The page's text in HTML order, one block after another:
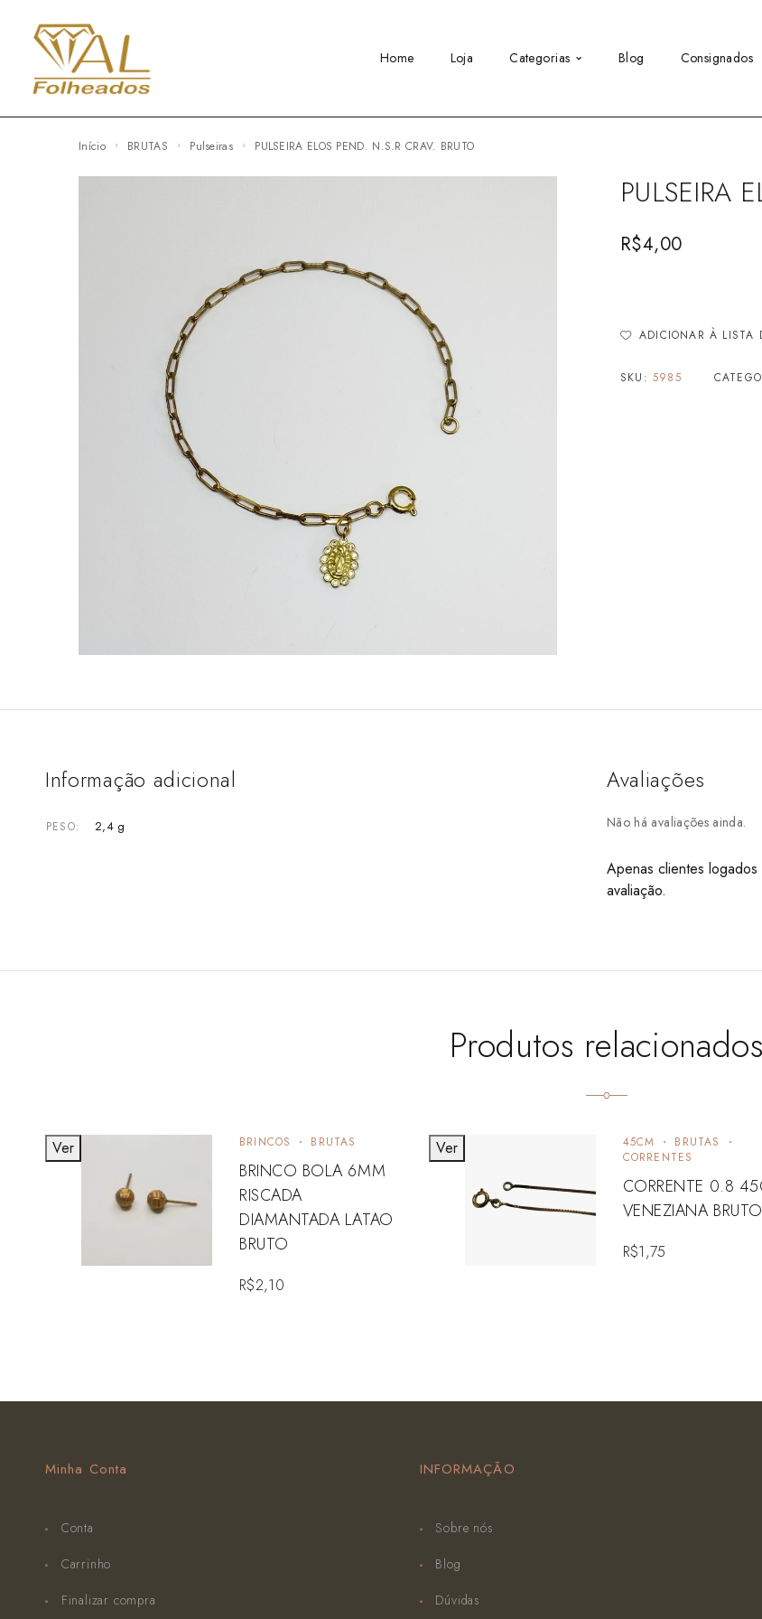
Home Loja Categorias Blog Consignados
Início BRUTAS Pulseiras PULSEIRA ELOS PEND. N.S.R CRAV. BRUTO
PULSEIRA
R$4,00
ADICIONAR À LISTA
SKU: 5985
Informação adicional
PESO 2,4 g
Avaliações
Não há avaliações ainda.
Apenas clientes
avaliação.
Produtos relacionados
BRINCOS BRUTAS
BRINCO BOLA 6MM
RISCADA
DIAMANTADA LATAO
BRUTO
R$2,10
Ver 45CM
BRUTAS
CORRENTES
CORRENTE 0.8
VENEZIANA BRUTO
R$1,75
Ver
Minha Conta
Conta
Carrinho
Finalizar compra
INFORMAÇÃO
Sobre nós
Blog
Dúvidas